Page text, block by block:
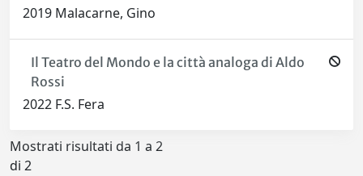
2019 Malacarne, Gino
Il Teatro del Mondo e la città analoga di Aldo
Rossi
2022 F.S. Fera
Mostrati risultati da 1 a 2
di 2